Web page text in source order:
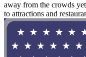
away from the crowds
to attractions and